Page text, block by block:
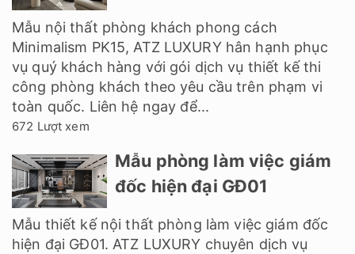
Mẫu nội thất phòng khách phong cách
Minimalism PK15, ATZ LUXURY hân hạnh phục
vụ quý khách hàng với gói dịch vụ thiết kế thi
công phòng khách theo yêu cầu trên phạm vi
toàn quốc. Liên hệ ngay để...
672 Lượt xem
Mẫu phòng làm việc giám
đốc hiện đại GĐ01
Mẫu thiết kế nội thất phòng làm việc giám đốc
hiện đại GĐ01. ATZ LUXURY chuyên dịch vụ